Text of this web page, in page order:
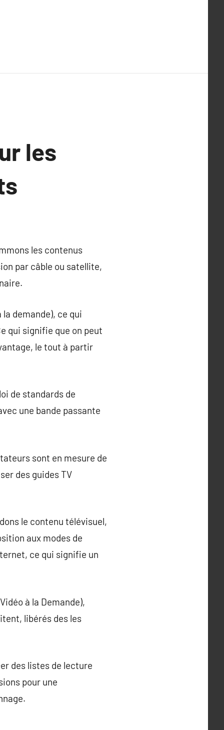
les
les contenus
par câble ou satellite,
demande), ce qui
qui signifie que on peut
le tout à partir
de standards de
une bande passante
sont en mesure de
des guides TV
le contenu télévisuel,
aux modes de
ce qui signifie un
à la Demande),
libérés des les
des listes de lecture
pour une